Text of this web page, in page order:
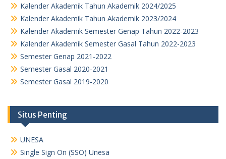
Kalender Akademik Tahun Akademik 2024/2025
Kalender Akademik Tahun Akademik 2023/2024
Kalender Akademik Semester Genap Tahun 2022-2023
Kalender Akademik Semester Gasal Tahun 2022-2023
Semester Genap 2021-2022
Semester Gasal 2020-2021
Semester Gasal 2019-2020
Situs Penting
UNESA
Single Sign On (SSO) Unesa